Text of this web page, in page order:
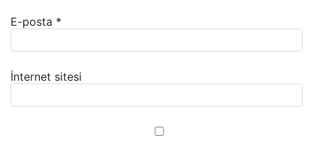
E-posta *
İnternet sitesi